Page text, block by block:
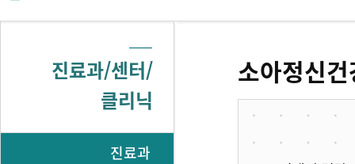
진료과/센터/
클리닉
진료과
소아정신